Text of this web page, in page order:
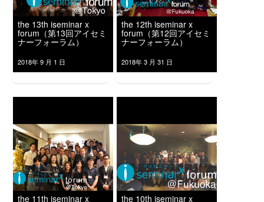
the 13th iseminar x
forum（第13回アイセミ
ナーフォーラム）
2018年 9 月 1 日
the 12th iseminar x
forum（第12回アイセミ
ナーフォーラム）
2018年 3 月 31 日
the 11th iseminar x the 10th iseminar x